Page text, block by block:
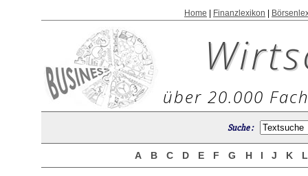
Home Finanzlexikon
über 20.000
Suche :
A B C D E F G H I J K